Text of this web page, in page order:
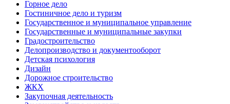
Горное дело
Гостиничное дело и туризм
Государственное и муниципальное управление
Государственные и муниципальные закупки
Градостроительство
Делопроизводство и документооборот
Детская психология
Дизайн
Дорожное строительство
ЖКХ
Закупочная деятельность